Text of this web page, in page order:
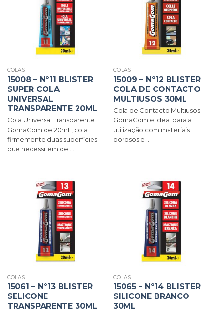
COLAS
15008 – Nº11 BLISTER
SUPER COLA
UNIVERSAL
TRANSPARENTE 20ML
Cola Universal Transparente
GomaGom de 20mL, cola
firmemente duas superfícies
que necessitem de ...
COLAS
15009 – Nº12 BLISTER
COLA DE CONTACTO
MULTIUSOS 30ML
Cola de Contacto Multiusos
GomaGom é ideal para a
utilização com materiais
porosos e ...
COLAS
15061 – Nº13 BLISTER
SELICONE
TRANSPARENTE 30ML
COLAS
15065 – Nº14 BLISTER
SILICONE BRANCO
30ML